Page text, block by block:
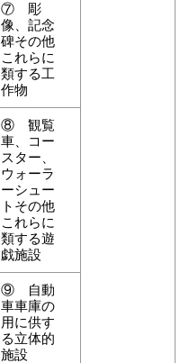
⑦ 彫
像、記念
碑その他
これらに
類する工
作物
⑧ 観覧
車、コー
スター、
ウォーラ
ーシュー
トその他
これらに
類する遊
戯施設
⑨ 自動
車車庫の
用に供す
る立体的
施設